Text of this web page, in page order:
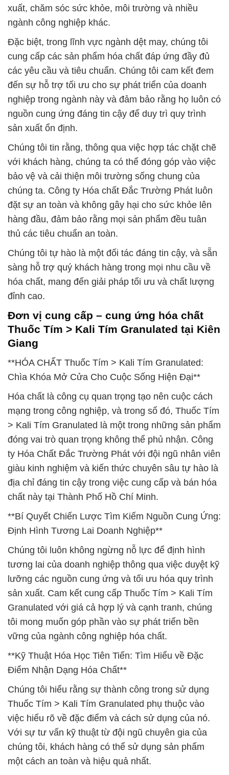
xuất, chăm sóc sức khỏe, môi trường và nhiều
ngành công nghiệp khác.
Đặc biệt, trong lĩnh vực ngành dệt may, chúng tôi
cung cấp các sản phẩm hóa chất đáp ứng đầy đủ
các yêu cầu và tiêu chuẩn. Chúng tôi cam kết đem
đến sự hỗ trợ tối ưu cho sự phát triển của doanh
nghiệp trong ngành này và đảm bảo rằng họ luôn có
nguồn cung ứng đáng tin cậy để duy trì quy trình
sản xuất ổn định.
Chúng tôi tin rằng, thông qua việc hợp tác chặt chẽ
với khách hàng, chúng ta có thể đóng góp vào việc
bảo vệ và cải thiện môi trường sống chung của
chúng ta. Công ty Hóa chất Đắc Trường Phát luôn
đặt sự an toàn và không gây hại cho sức khỏe lên
hàng đầu, đảm bảo rằng mọi sản phẩm đều tuân
thủ các tiêu chuẩn an toàn.
Chúng tôi tự hào là một đối tác đáng tin cậy, và sẵn
sàng hỗ trợ quý khách hàng trong mọi nhu cầu về
hóa chất, mang đến giải pháp tối ưu và chất lượng
đỉnh cao.
Đơn vị cung cấp – cung ứng hóa chất
Thuốc Tím > Kali Tím Granulated tại Kiên
Giang
**HÓA CHẤT Thuốc Tím > Kali Tím Granulated:
Chìa Khóa Mở Cửa Cho Cuộc Sống Hiện Đại**
Hóa chất là công cụ quan trọng tạo nên cuộc cách
mạng trong công nghiệp, và trong số đó, Thuốc Tím
> Kali Tím Granulated là một trong những sản phẩm
đóng vai trò quan trọng không thể phủ nhận. Công
ty Hóa Chất Đắc Trường Phát với đội ngũ nhân viên
giàu kinh nghiệm và kiến thức chuyên sâu tự hào là
địa chỉ đáng tin cậy trong việc cung cấp và bán hóa
chất này tại Thành Phố Hồ Chí Minh.
**Bí Quyết Chiến Lược Tìm Kiếm Nguồn Cung Ứng:
Định Hình Tương Lai Doanh Nghiệp**
Chúng tôi luôn không ngừng nỗ lực để định hình
tương lai của doanh nghiệp thông qua việc duyệt kỹ
lưỡng các nguồn cung ứng và tối ưu hóa quy trình
sản xuất. Cam kết cung cấp Thuốc Tím > Kali Tím
Granulated với giá cả hợp lý và cạnh tranh, chúng
tôi mong muốn góp phần vào sự phát triển bền
vững của ngành công nghiệp hóa chất.
**Kỹ Thuật Hóa Học Tiên Tiến: Tìm Hiểu về Đặc
Điểm Nhận Dạng Hóa Chất**
Chúng tôi hiểu rằng sự thành công trong sử dụng
Thuốc Tím > Kali Tím Granulated phụ thuộc vào
việc hiểu rõ về đặc điểm và cách sử dụng của nó.
Với sự tư vấn kỹ thuật từ đội ngũ chuyên gia của
chúng tôi, khách hàng có thể sử dụng sản phẩm
một cách an toàn và hiệu quả nhất.